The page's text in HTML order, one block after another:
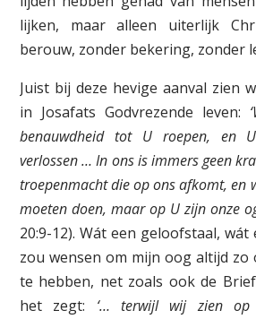
lijken, maar alleen uiterlijk
berouw, zonder bekering, zonder
Juist bij deze hevige aanval zien
in Josafats Godvrezende leven:
benauwdheid tot U roepen, en
verlossen … In ons is immers geen
troepenmacht die op ons afkomt, en
moeten doen, maar op U zijn onze
20:9-12). Wát een geloofstaal,
zou wensen om mijn oog altijd zo
te hebben, net zoals ook de
het zegt: ‘… terwijl wij zien op